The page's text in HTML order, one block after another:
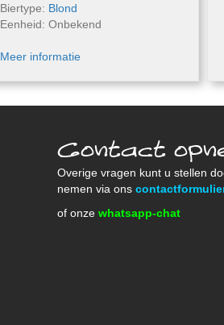
Biertype: Blond
Eenheid: Onbekend
Meer informatie
Contact
Overige vragen kunt u stellen
nemen via ons
of onze whatsapp-chat